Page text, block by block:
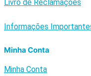
Livro de Reclamações
Informações
Minha Conta
Minha Conta